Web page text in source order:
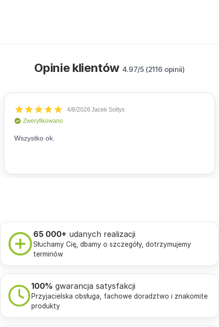
Opinie klientów 4.97/5 (2116 opinii)
65 000+ udanych realizacji
Słuchamy Cię, dbamy o szczegóły, dotrzymujemy
terminów
100% gwarancja satysfakcji
Przyjacielska obsługa, fachowe doradztwo i znakomite
produkty